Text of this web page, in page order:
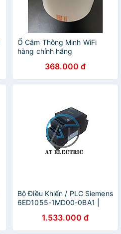
Ổ Cắm Thông Minh WiFi
hàng chính hãng
368.000 đ
Bộ Điều Khiển / PLC Siemens
6ED1055-1MD00-0BA1 |
1.533.000 đ